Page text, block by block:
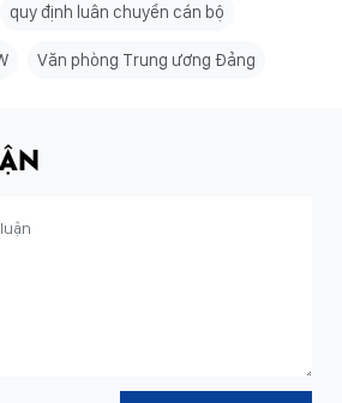
quy định luân chuyển cán bộ
Văn phòng Trung ương Đảng